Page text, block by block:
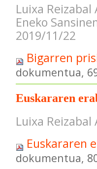
Luixa
Eneko
2019/11/22
Bigarren
dokumentua,
Euskararen
Luixa
Euskararen
dokumentua,